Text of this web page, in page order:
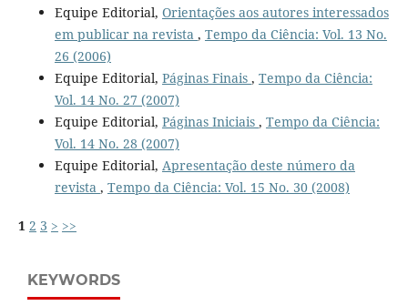
Equipe Editorial, Orientações aos autores interessados
em publicar na revista , Tempo da Ciência: Vol. 13 No.
26 (2006)
Equipe Editorial, Páginas Finais , Tempo da Ciência:
Vol. 14 No. 27 (2007)
Equipe Editorial, Páginas Iniciais , Tempo da Ciência:
Vol. 14 No. 28 (2007)
Equipe Editorial, Apresentação deste número da
revista , Tempo da Ciência: Vol. 15 No. 30 (2008)
1 2 3 > >>
KEYWORDS